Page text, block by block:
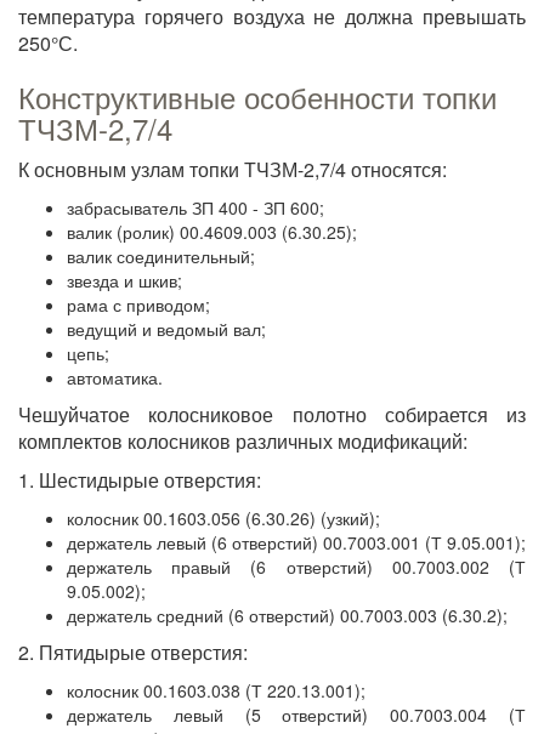
температура горячего воздуха не должна превышать
250°С.
Конструктивные особенности топки
ТЧЗМ-2,7/4
К основным узлам топки ТЧЗМ-2,7/4 относятся:
забрасыватель ЗП 400 - ЗП 600;
валик (ролик) 00.4609.003 (6.30.25);
валик соединительный;
звезда и шкив;
рама с приводом;
ведущий и ведомый вал;
цепь;
автоматика.
Чешуйчатое колосниковое полотно собирается из
комплектов колосников различных модификаций:
1. Шестидырые отверстия:
колосник 00.1603.056 (6.30.26) (узкий);
держатель левый (6 отверстий) 00.7003.001 (Т 9.05.001);
держатель правый (6 отверстий) 00.7003.002 (Т
9.05.002);
держатель средний (6 отверстий) 00.7003.003 (6.30.2);
2. Пятидырые отверстия:
колосник 00.1603.038 (Т 220.13.001);
держатель левый (5 отверстий) 00.7003.004 (Т